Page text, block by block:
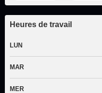
Heures de travail
LUN
MAR
MER